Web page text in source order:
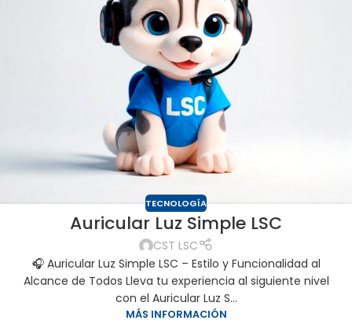
TECNOLOGÍA
Auricular Luz Simple LSC
CST LSC
🎧 Auricular Luz Simple LSC – Estilo y Funcionalidad al
Alcance de Todos Lleva tu experiencia al siguiente nivel
con el Auricular Luz S...
MÁS INFORMACIÓN